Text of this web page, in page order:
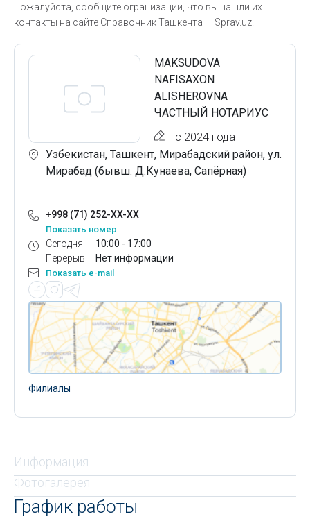
Пожалуйста, сообщите огранизации, что вы нашли их
контакты на сайте Справочник Ташкента — Sprav.uz.
MAKSUDOVA
NAFISAXON
ALISHEROVNA
ЧАСТНЫЙ НОТАРИУС
с 2024 года
Узбекистан, Ташкент, Мирабадский район, ул.
Мирабад (бывш. Д.Кунаева, Сапёрная)
+998 (71) 252-XX-XX
Показать номер
Сегодня
Перерыв
10:00 - 17:00
Нет информации
Показать e-mail
Филиалы
Информация
Фотогалерея
График работы